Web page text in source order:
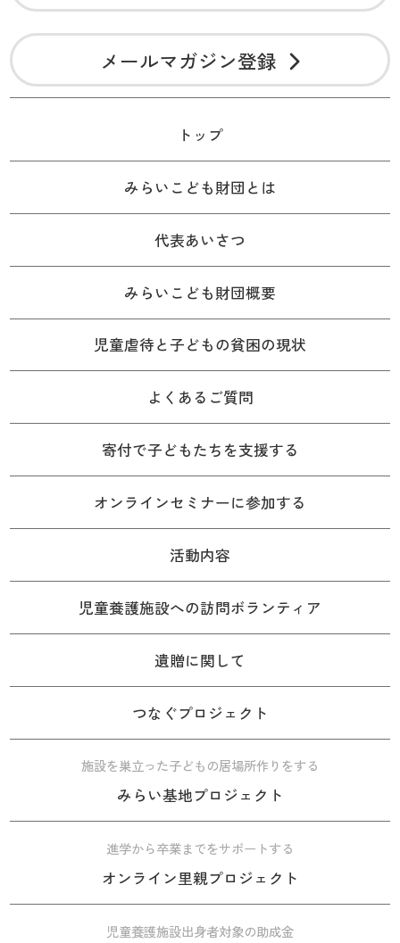
メールマガジン登録
トップ
みらいこども財団とは
代表あいさつ
みらいこども財団概要
児童虐待と子どもの貧困の現状
よくあるご質問
寄付で子どもたちを支援する
オンラインセミナーに参加する
活動内容
児童養護施設への訪問ボランティア
遺贈に関して
つなぐプロジェクト
施設を巣立った子どもの居場所作りをする
みらい基地プロジェクト
進学から卒業までをサポートする
オンライン里親プロジェクト
児童養護施設出身者対象の助成金